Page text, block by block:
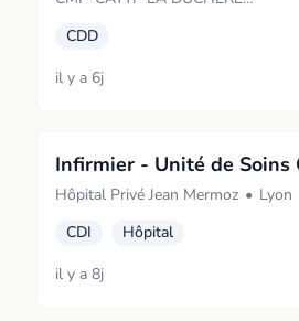
9EME ARRONDISSEMENT)
CDD
il y a 6j
Infirmier - Unité de Soins
Hôpital Privé Jean Mermoz • Lyon
CDI
Hôpital
il y a 8j